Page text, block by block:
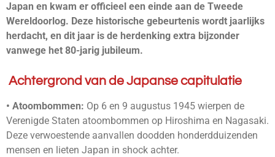
Japan en kwam er officieel een einde aan de Tweede
Wereldoorlog. Deze historische gebeurtenis wordt jaarlijks
herdacht, en dit jaar is de herdenking extra bijzonder
vanwege het 80-jarig jubileum.
Achtergrond van de Japanse capitulatie
• Atoombommen: Op 6 en 9 augustus 1945 wierpen de
Verenigde Staten atoombommen op Hiroshima en Nagasaki.
Deze verwoestende aanvallen doodden honderdduizenden
mensen en lieten Japan in shock achter.